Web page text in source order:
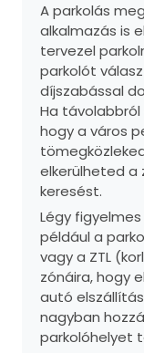
A parkolás
alkalmazás is
tervezel
parkolót
díjszabással
Ha
hogy a város
elkerülheted a
keresést.
Légy
például a
vagy a ZTL
zónáira, hogy
autó
nagyban
parkolóhelyet